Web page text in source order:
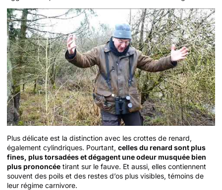
Plus délicate est la distinction avec les crottes de renard,
également cylindriques. Pourtant, celles du renard sont plus
fines, plus torsadées et dégagent une odeur musquée bien
plus prononcée tirant sur le fauve. Et aussi, elles contiennent
souvent des poils et des restes d’os plus visibles, témoins de
leur régime carnivore.